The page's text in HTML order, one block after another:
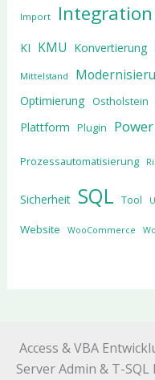
Import Integration
KI KMU Konvertierung
Mittelstand
Optimierung Ostholstein
Plattform Plugin Power
Prozessautomatisierung
Sicherheit SQL Tool
Website WooCommerce
Access & VBA
Server Admin & T-